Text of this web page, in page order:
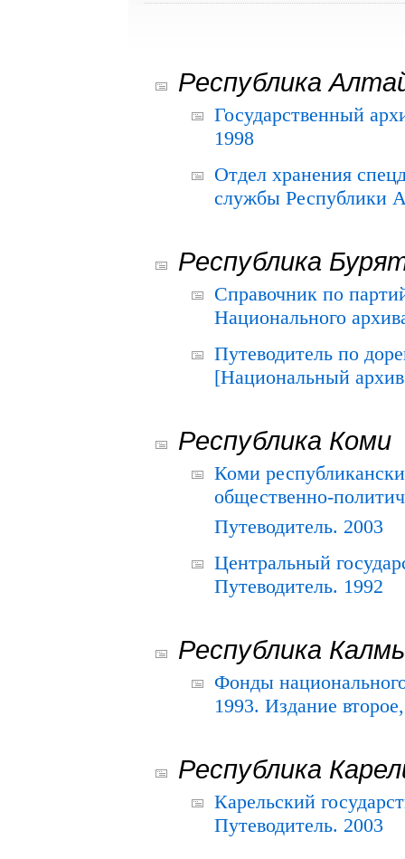
Республика
Государственный
1998
Отдел хранения
службы Республики
Республика
Справочник по
Национального
Путеводитель по
[Национальный
Республика Коми
Коми
общественно-
Путеводитель. 2003
Центральный
Путеводитель. 1992
Республика
Фонды
1993. Издание
Республика
Карельский
Путеводитель. 2003